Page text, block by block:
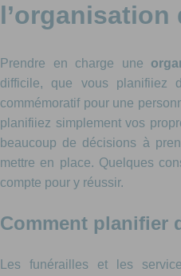
Prendre en charge une
difficile, que vous planifiiez
commémoratif pour une
planifiiez simplement vos
beaucoup de décisions à
mettre en place. Quelques
compte pour y réussir.
Comment planifier
Les funérailles et les